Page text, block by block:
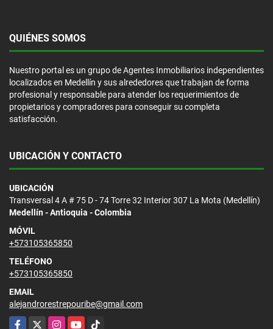
QUIÉNES SOMOS
Nuestro portal es un grupo de Agentes Inmobiliarios independientes
localizados en Medellín y sus alrededores que trabajan de forma
profesional y responsable para atender los requerimientos de
propietarios y compradores para conseguir su completa
satisfacción.
UBICACIÓN Y CONTACTO
UBICACIÓN
Transversal 4 A # 75 D - 74 Torre 32 Interior 307 La Mota (Medellín)
Medellín - Antioquia - Colombia
MÓVIL
+573105365850
TELÉFONO
+573105365850
EMAIL
alejandrorestrepouribe@gmail.com
Facebook
X InstagramYouTubeTikTok